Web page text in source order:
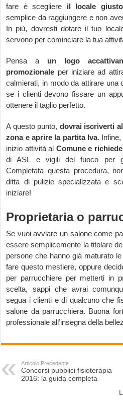
fare è scegliere il locale giusto
semplice da raggiungere e non
In più, dovresti dotare il tuo
servono per cominciare la tua
Pensa a un logo
promozionale per iniziare ad
calmierati, in modo da attirare una
se i clienti devono fissare un
ottenere il taglio perfetto.
A questo punto, dovrai iscriverti
zona e aprire la partita Iva.
inizio attività al Comune e
di ASL e vigili del fuoco per
Completata questa procedura,
ditta di pulizie specializzata e
iniziare!
Proprietaria o
Se vuoi avviare un salone come
essere semplicemente la titolare
persone che hanno già maturato
fare questo mestiere, oppure
per parrucchiere per metterti in
scelta, sappi che avrai
segua i clienti e di qualcuno che
salone da parrucchiera. Buona
professionale all’insegna della
Articolo Precedente
Concorsi pubblici fisioterapia
2016: la guida completa